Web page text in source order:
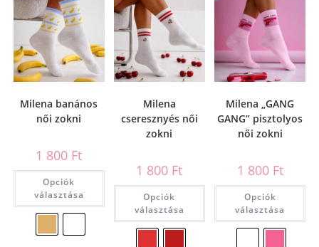
Milena banános
női zokni
1 800 Ft
Opciók
választása
Milena
cseresznyés női
zokni
1 800 Ft
Opciók
választása
Milena „GANG
GANG” pisztolyos
női zokni
1 800 Ft
Opciók
választása